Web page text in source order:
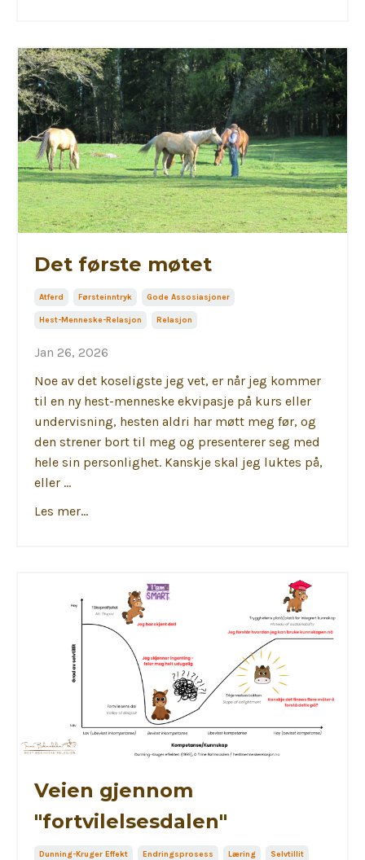
Det første møtet
Atferd Førsteinntryk Gode Assosiasjoner
Hest-Menneske-Relasjon Relasjon
Jan 26, 2026
Noe av det koseligste jeg vet, er når jeg kommer
til en ny hest-menneske ekvipasje på kurs eller
undervisning, hesten aldri har møtt meg før, og
den strener bort til meg og presenterer seg med
hele sin personlighet. Kanskje skal jeg luktes på,
eller ...
Les mer...
Veien gjennom
"fortvilelsesdalen"
Dunning-Kruger Effekt Endringsprosess Læring Selvtillit